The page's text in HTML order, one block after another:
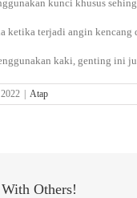
kunci khusus
ketika terjadi angin kencang
kaki, genting ini
Atap
Others!